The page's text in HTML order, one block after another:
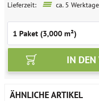
Lieferzeit: ca. 5 Werktage
IN DEN
ÄHNLICHE ARTIKEL